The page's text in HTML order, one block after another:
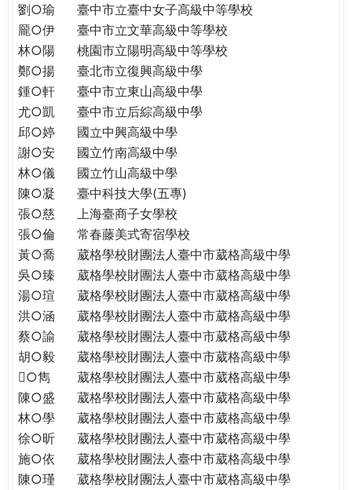
民。
WAGOR
TODAY
THE
WORLD
TOMORROW
PUTTING
YOU
THE
PATH
GLOBAL
CITIZENSHIP
e
劉○瑜
臺中市立臺中女子高級中等學校
龎○伊
臺中市立文華高級中等學校
林○陽
桃園市立陽明高級中等學校
鄭○揚
臺北市立復興高級中學
鍾○軒
臺中市立東山高級中學
尤○凱
臺中市立后綜高級中學
邱○婷
國立中興高級中學
謝○安
國立竹南高級中學
林○儀
國立竹山高級中學
陳○凝
臺中科技大學(五專)
張○慈
上海臺商子女學校
張○倫
常春藤美式寄宿學校
黃○喬
葳格學校財團法人臺中市葳格高級中學
吳○臻
葳格學校財團法人臺中市葳格高級中學
湯○瑄
葳格學校財團法人臺中市葳格高級中學
洪○涵
葳格學校財團法人臺中市葳格高級中學
蔡○諭
葳格學校財團法人臺中市葳格高級中學
胡○毅
葳格學校財團法人臺中市葳格高級中學
○雋
葳格學校財團法人臺中市葳格高級中學
陳○盛
葳格學校財團法人臺中市葳格高級中學
林○學
葳格學校財團法人臺中市葳格高級中學
徐○昕
葳格學校財團法人臺中市葳格高級中學
施○依
葳格學校財團法人臺中市葳格高級中學
陳○瑾
葳格學校財團法人臺中市葳格高級中學